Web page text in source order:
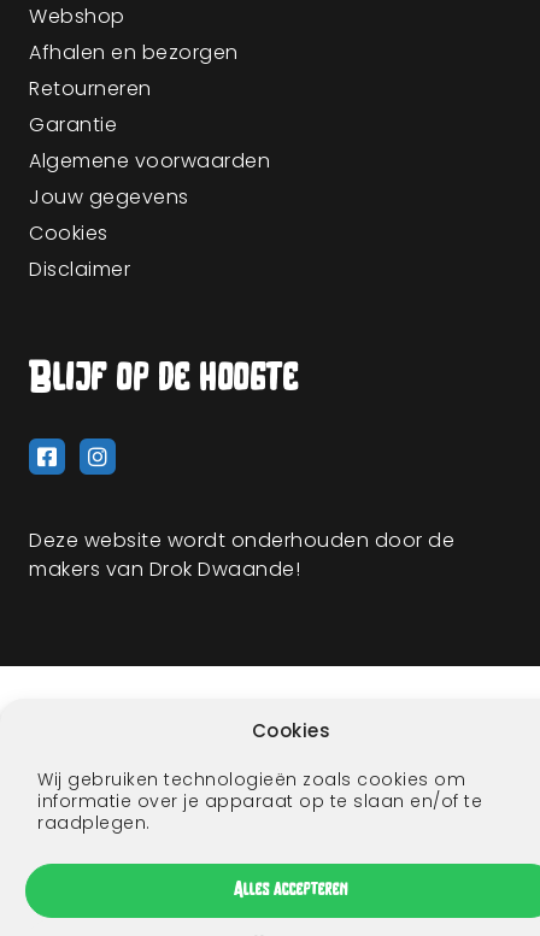
Cookies
Wij gebruiken technologieën zoals cookies om
informatie over je apparaat op te slaan en/of te
raadplegen.
Alles accepteren
Webshop
Afhalen en bezorgen
Retourneren
Garantie
Algemene voorwaarden
Jouw gegevens
Cookies
Disclaimer
Blijf op de hoogte
Deze website wordt onderhouden door de
makers van Drok Dwaande!